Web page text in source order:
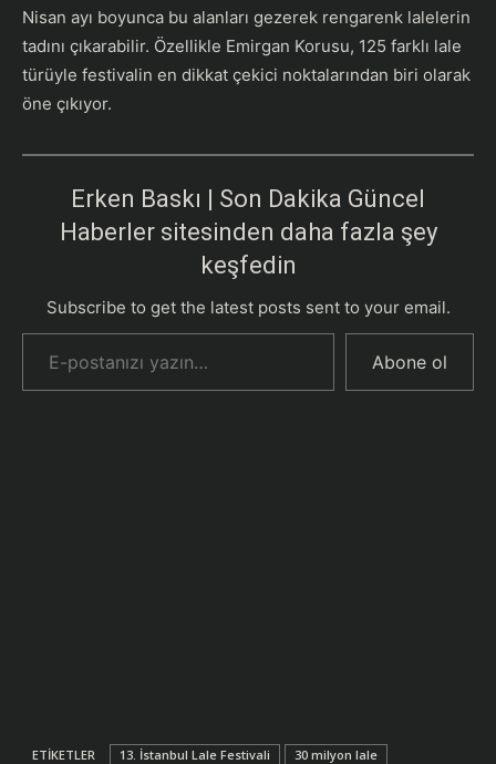
Nisan ayı boyunca bu alanları gezerek rengarenk lalelerin
tadını çıkarabilir. Özellikle Emirgan Korusu, 125 farklı lale
türüyle festivalin en dikkat çekici noktalarından biri olarak
öne çıkıyor.
Erken Baskı | Son Dakika Güncel
Haberler sitesinden daha fazla şey
keşfedin
Subscribe to get the latest posts sent to your email.
E-postanızı yazın…
Abone ol
ETIKETLER 13. İstanbul Lale Festivali
30 milyon lale